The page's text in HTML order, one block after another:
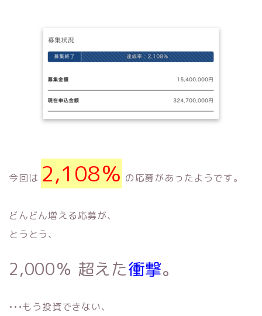
今回は 2,108％ の応募があったようです。
どんどん増える応募が、
とうとう、
2,000％ 超えた衝撃。
•••もう投資できない、